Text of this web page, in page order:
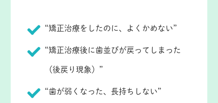
“矯正治療をしたのに、よくかめない”
“矯正治療後に歯並びが戻ってしまった
（後戻り現象）”
“歯が弱くなった、長持ちしない”